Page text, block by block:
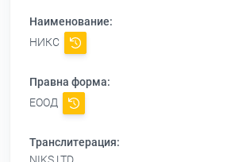
Наименование:
НИКС
Правна форма:
ЕООД
Транслитерация: